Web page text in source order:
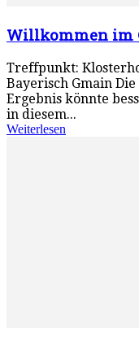
Willkommen im
Treffpunkt:
Bayerisch Gmain
Ergebnis könnte
in diesem...
Weiterlesen